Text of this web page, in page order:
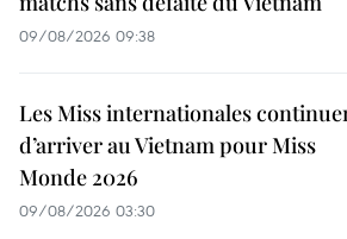
09/08/2026 09:38
Les Miss internationales
d’arriver au Vietnam pour Miss
Monde 2026
09/08/2026 03:30